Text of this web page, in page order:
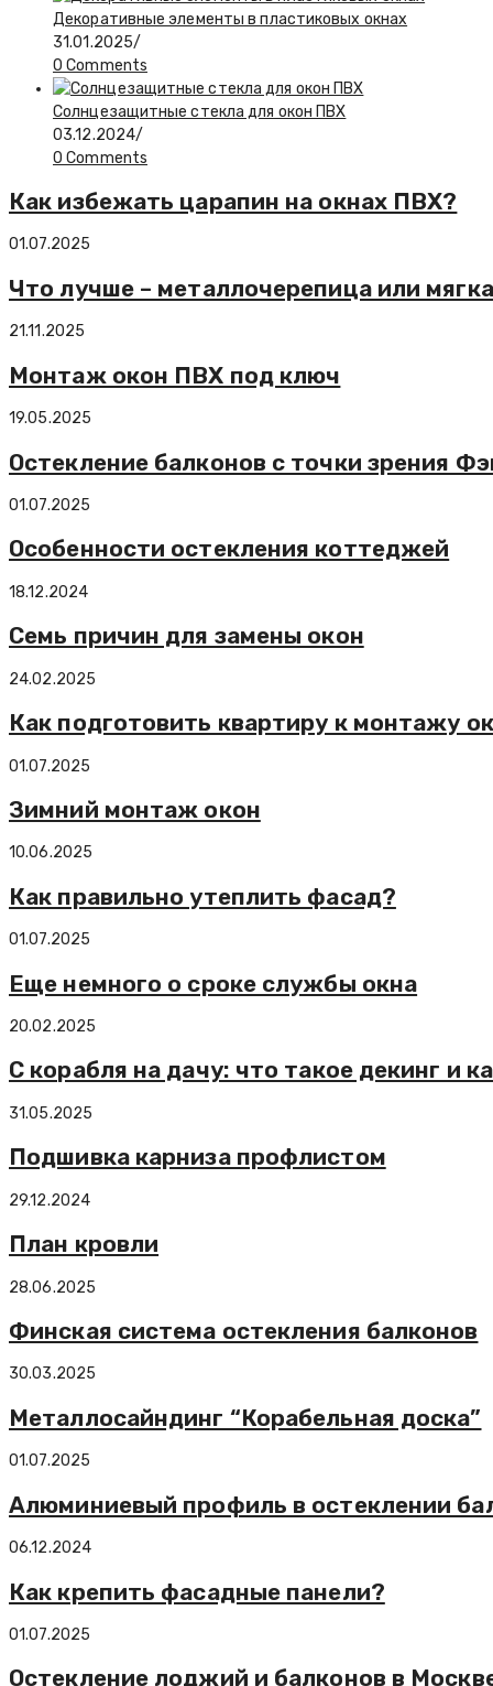
Декоративные элементы в пластиковых окнах
31.01.2025/
0 Comments
Солнцезащитные стекла для окон ПВХ
03.12.2024/
0 Comments
Как избежать царапин на окнах ПВХ?
01.07.2025
Что лучше – металлочерепица или
21.11.2025
Монтаж окон ПВХ под ключ
19.05.2025
Остекление балконов с точки зрения
01.07.2025
Особенности остекления коттеджей
18.12.2024
Семь причин для замены окон
24.02.2025
Как подготовить квартиру к монтажу
01.07.2025
Зимний монтаж окон
10.06.2025
Как правильно утеплить фасад?
01.07.2025
Еще немного о сроке службы окна
20.02.2025
С корабля на дачу: что такое декинг и
31.05.2025
Подшивка карниза профлистом
29.12.2024
План кровли
28.06.2025
Финская система остекления балконов
30.03.2025
Металлосайндинг “Корабельная доска”
01.07.2025
Алюминиевый профиль в остеклении
06.12.2024
Как крепить фасадные панели?
01.07.2025
Остекление лоджий и балконов в